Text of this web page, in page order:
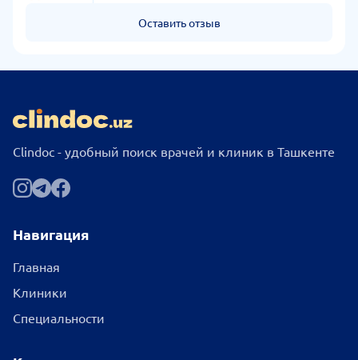
Оставить отзыв
Clindoc - удобный поиск врачей и клиник в Ташкенте
Навигация
Главная
Клиники
Специальности